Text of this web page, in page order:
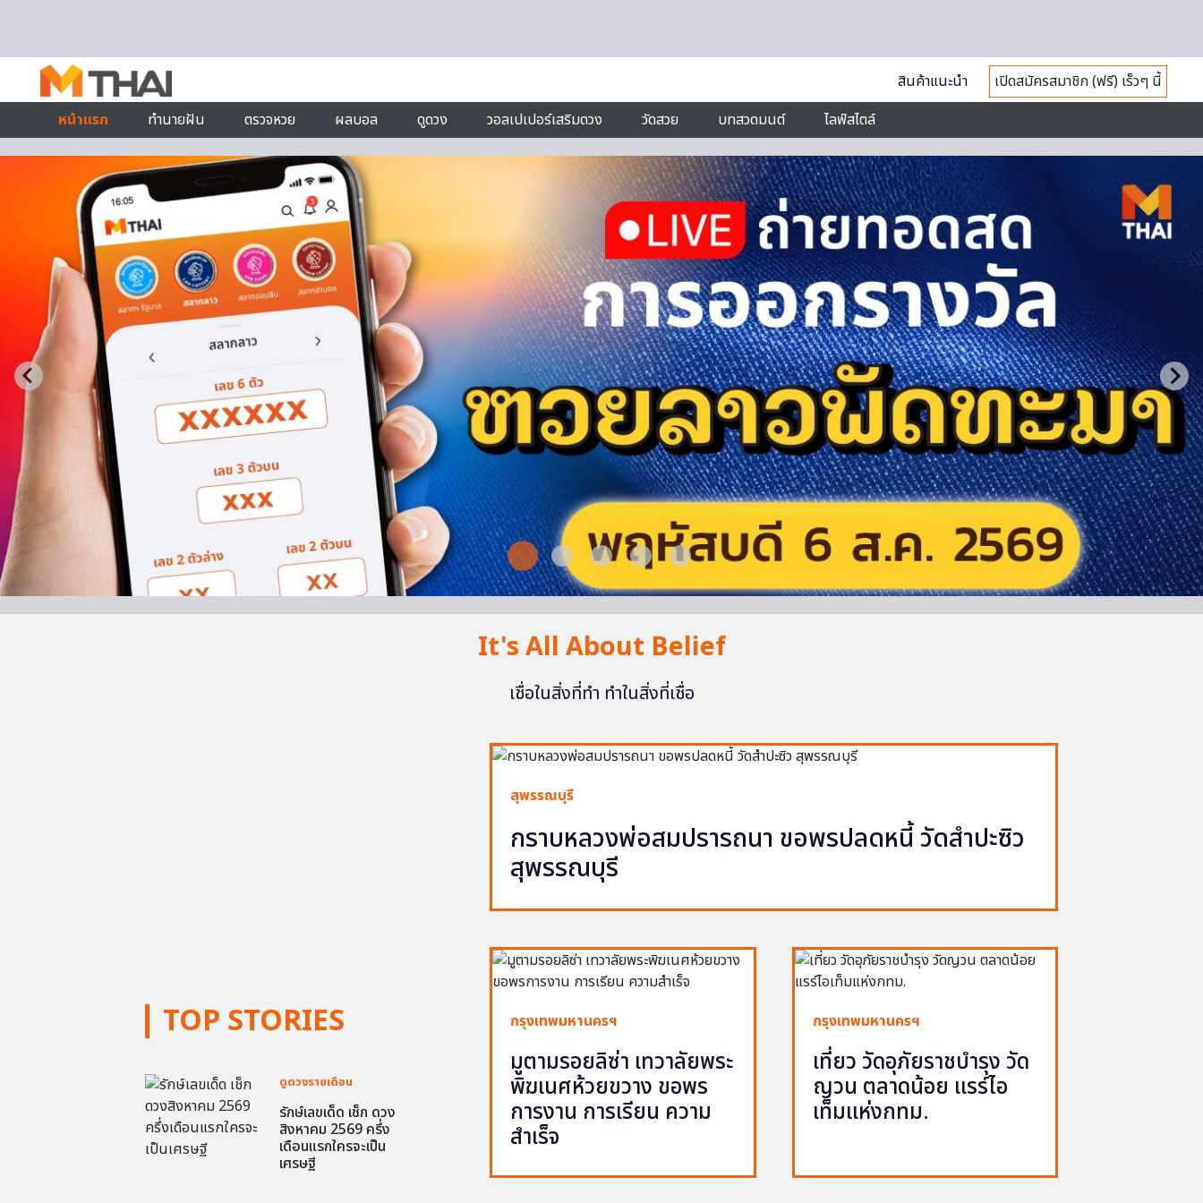
สินค้าแนะนำ
เปิดสมัครสมาชิก (ฟรี) เร็วๆ นี้
หน้าแรก
ทำนายฝัน ตรวจหวย ผลบอล ดูดวง วอลเปเปอร์เสริมดวง วัดสวย บทสวดมนต์ ไลฟ์สไตล์
It's All About Belief
เชื่อในสิ่งที่ทำ ทำในสิ่งที่เชื่อ
TOP STORIES
ดูดวงรายเดือน
รักษ์เลขเด็ด เช็ก ดวง
สิงหาคม 2569 ครึ่ง
เดือนแรกใครจะเป็น
เศรษฐี
สุพรรณบุรี
กราบหลวงพ่อสมปรารถนา ขอพรปลดหนี้ วัดสำปะซิว
สุพรรณบุรี
กรุงเทพมหานครฯ
มูตามรอยลิซ่า เทวาลัยพระ
พิฆเนศห้วยขวาง ขอพร
การงาน การเรียน ความ
สำเร็จ
กรุงเทพมหานครฯ
เที่ยว วัดอุภัยราชบำรุง วัด
ญวน ตลาดน้อย แรร์ไอ
เท็มแห่งกทม.